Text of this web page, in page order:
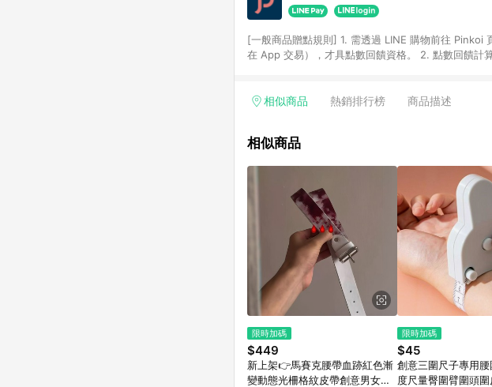
[一般商品贈點規則] 1. 需透過 LINE 購物前往 Pinkoi
在 App 交易），才具點數回饋資格。 2. 點數回饋計
格，部分退款不在此限。 6. APP 請更新至Android
使用規則請以點數紅包活動說明為準。 11. 若於
相似商品 熱銷排行榜 商品描述
相似商品
限時加碼
$449
新上架👉馬賽克腰帶血跡紅色漸
變動態光柵格紋皮帶創意男女通
限時加碼
$45
創意三圍尺子專用
度尺量臀圍臂圍頭圍